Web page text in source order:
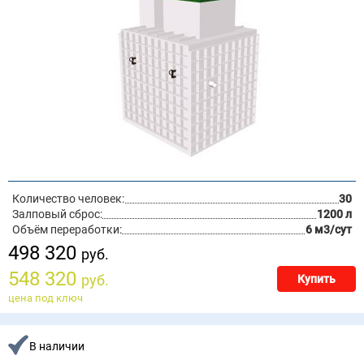
Количество человек:
30
Залповый сброс:
1200 л
Объём переработки:
6 м3/сут
498 320 руб.
548 320 руб. Купить
цена под ключ
В наличии